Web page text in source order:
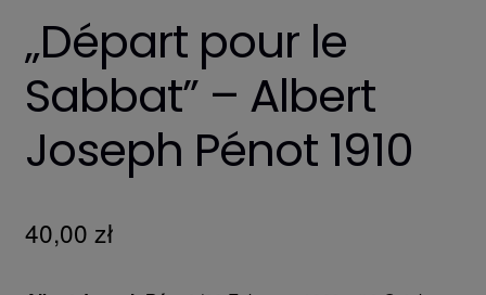
„Départ pour le
Sabbat” – Albert
Joseph Pénot 1910
40,00 zł